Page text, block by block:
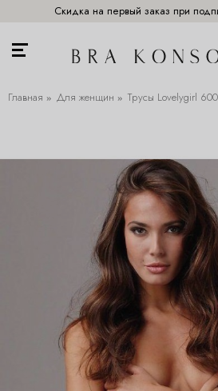
Скидка на первый заказ при
Главная Для женщин Трусы Lovelygirl